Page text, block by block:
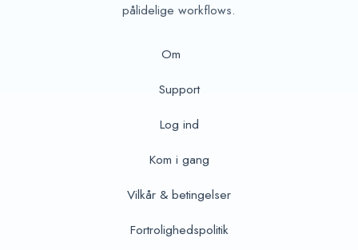
pålidelige workflows.
Om
Support
Log ind
Kom i gang
Vilkår & betingelser
Fortrolighedspolitik